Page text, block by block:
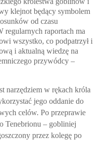
klejnot będący symbolem
od czasu
regularnych raportach ma
wszystko, co podpatrzył i
i aktualną wiedzę na
przywódcy –
narzędziem w rękach króla
jego oddanie do
celów. Po przeprawie
Tenebrionu – gobliniej
przez kolegę po